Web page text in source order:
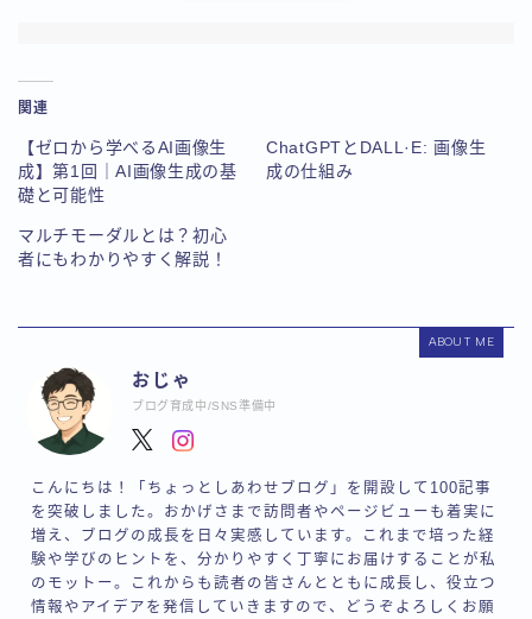
関連
【ゼロから学べるAI画像生
成】第1回｜AI画像生成の基
礎と可能性
ChatGPTとDALL·E: 画像生
成の仕組み
マルチモーダルとは？初心
者にもわかりやすく解説！
ABOUT ME
おじゃ
ブログ育成中/SNS準備中
こんにちは！「ちょっとしあわせブログ」を開設して100記事
を突破しました。おかげさまで訪問者やページビューも着実に
増え、ブログの成長を日々実感しています。これまで培った経
験や学びのヒントを、分かりやすく丁寧にお届けすることが私
のモットー。これからも読者の皆さんとともに成長し、役立つ
情報やアイデアを発信していきますので、どうぞよろしくお願